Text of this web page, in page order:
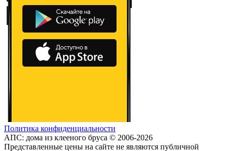
Политика конфиденциальности
АПС: дома из клееного бруса © 2006-2026
Представленные цены на сайте не являются публичной